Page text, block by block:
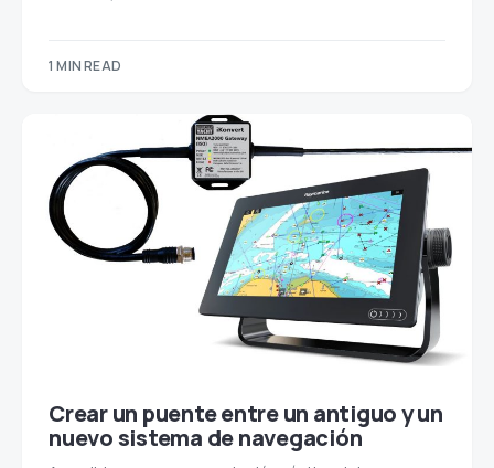
1 MIN READ
Crear un puente entre un antiguo y un
nuevo sistema de navegación